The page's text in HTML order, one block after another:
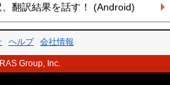
翻訳結果を話す！ (Android)
ヘルプ 会社情報
Group, Inc.